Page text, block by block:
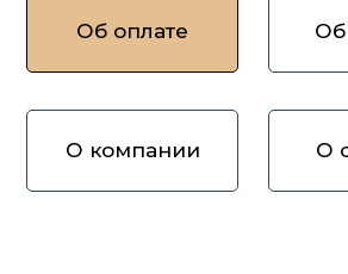
Об оплате Об
О компании О